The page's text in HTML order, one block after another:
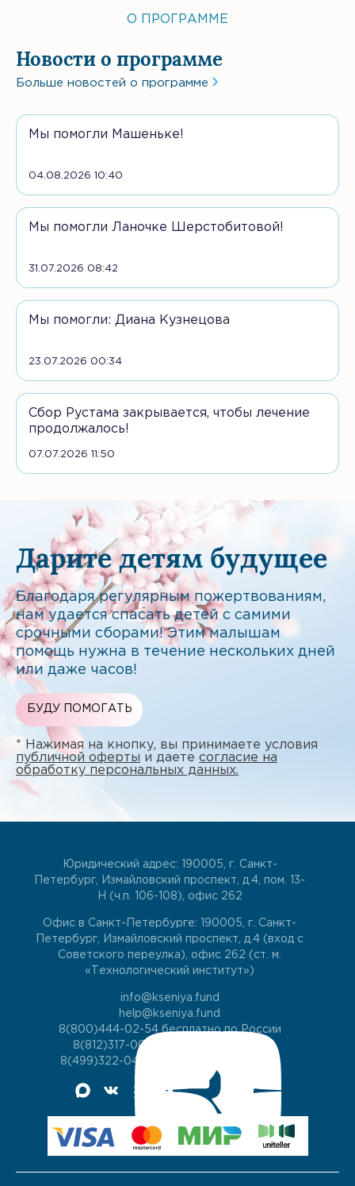
О ПРОГРАММЕ
Новости о программе
Больше новостей о программе
Мы помогли Машеньке!
04.08.2026 10:40
Мы помогли Ланочке Шерстобитовой!
31.07.2026 08:42
Мы помогли: Диана Кузнецова
23.07.2026 00:34
Сбор Рустама закрывается, чтобы лечение
продолжалось!
07.07.2026 11:50
Дарите детям будущее
Благодаря регулярным пожертвованиям,
нам удается спасать детей с самими
срочными сборами! Этим малышам
помощь нужна в течение нескольких дней
или даже часов!
БУДУ ПОМОГАТЬ
* Нажимая на кнопку, вы принимаете условия
публичной оферты и даете согласие на
обработку персональных данных.
Юридический адрес: 190005, г. Санкт-
Петербург, Измайловский проспект, д.4, пом. 13-
Н (ч.п. 106-108), офис 262
Офис в Санкт-Петербурге: 190005, г. Санкт-
Петербург, Измайловский проспект, д.4 (вход с
Советского переулка), офис 262 (ст. м.
«Технологический институт»)
info@kseniya.fund
help@kseniya.fund
8(800)444-02-54бесплатно по России
8(812)317-00-60
8(499)322-04-74